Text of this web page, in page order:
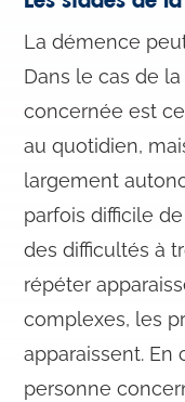
La démence
Dans le cas de
concernée est
au quotidien,
largement
parfois difficile
des difficultés à
répéter
complexes, les
apparaissent.
personne